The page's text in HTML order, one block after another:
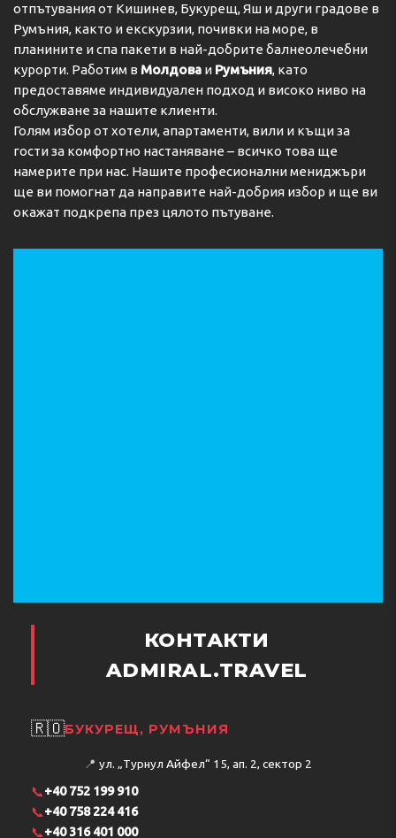
отпътувания от Кишинев, Букурещ, Яш и други градове в
Румъния, както и екскурзии, почивки на море, в
планините и спа пакети в най-добрите балнеолечебни
курорти. Работим в Молдова и Румъния, като
предоставяме индивидуален подход и високо ниво на
обслужване за нашите клиенти.
Голям избор от хотели, апартаменти, вили и къщи за
гости за комфортно настаняване – всичко това ще
намерите при нас. Нашите професионални мениджъри
ще ви помогнат да направите най-добрия избор и ще ви
окажат подкрепа през цялото пътуване.
КОНТАКТИ
ADMIRAL.TRAVEL
🇷🇴БУКУРЕЩ, РУМЪНИЯ
📍 ул. „Турнул Айфел“ 15, ап. 2, сектор 2
📞+40 752 199 910
📞+40 758 224 416
📞+40 316 401 000